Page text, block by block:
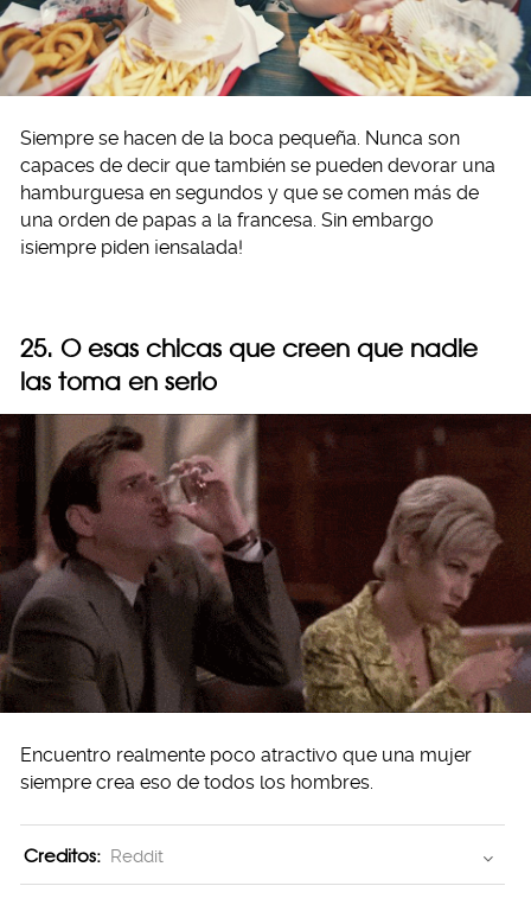
Siempre se hacen de la boca pequeña. Nunca son
capaces de decir que también se pueden devorar una
hamburguesa en segundos y que se comen más de
una orden de papas a la francesa. Sin embargo
¡siempre piden ¡ensalada!
25. O esas chicas que creen que nadie
las toma en serio
Encuentro realmente poco atractivo que una mujer
siempre crea eso de todos los hombres.
Creditos: Reddit